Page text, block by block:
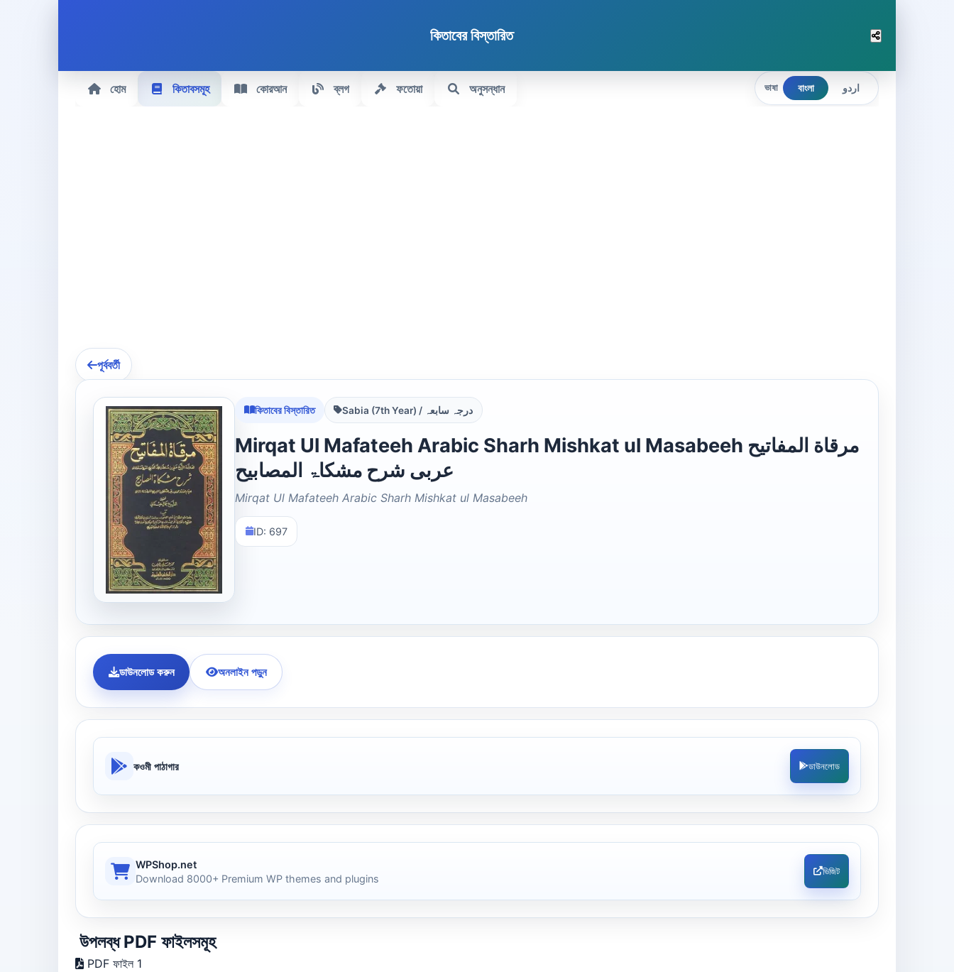
কিতাবের বিস্তারিত
হোম কিতাবসমূহ কোরআন ব্লগ ফতোয়া অনুসন্ধান ভাষা বাংলা اردو
পূর্ববর্তী
কিতাবের বিস্তারিত Sabia (7th Year) / درجہ سابعہ
Mirqat Ul Mafateeh Arabic Sharh Mishkat ul Masabeeh مرقاة المفاتيح
عربی شرح مشکاۃ المصابیح
Mirqat Ul Mafateeh Arabic Sharh Mishkat ul Masabeeh
ID: 697
ডাউনলোড করুন অনলাইন পড়ুন
কওমী পাঠাগার ডাউনলোড
WPShop.net
Download 8000+ Premium WP themes and plugins
ভিজিট
উপলব্ধ PDF ফাইলসমূহ
PDF ফাইল 1